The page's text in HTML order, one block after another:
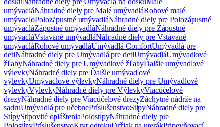
doskuNáhradné diely pre Umývadlá na doskuMalé
umývadláNáhradné diely pre Malé umývadláRohové malé
umývadloPolozápustné umývadláNáhradné diely pre Polozápustné
umývadláZápustné umývadláNáhradné diely pre Zápustné
umývadláVstavané umývadláNáhradné diely pre Vstavané
umývadláRohové umývadláUmývadlá ComfortUmývadlá pre
detiNáhradné diely pre Umývadlá pre detiUmývadláUmývadlové
žľabyNáhradné diely pre Umývadlové žľabyĎalšie umývadlové
výlevkyNáhradné diely pre Ďalšie umývadlové
výlevkyUmývadlové výlevkyNáhradné diely pre Umývadlové
výlevkyVýlevkyNáhradné diely pre VýlevkyViacúčelové
drezyNáhradné diely pre Viacúčelové drezyZáchytné nádrže na
sadruUmývadlá pre učebnePríslušenstvoStĺpyNáhradné diely pre
StĺpyStĺpovité oplášteniaPolostĺpyNáhradné diely pre
PolostĺpyPríslušenstvoKryt odtokuDržiak na uterákPripevňovací